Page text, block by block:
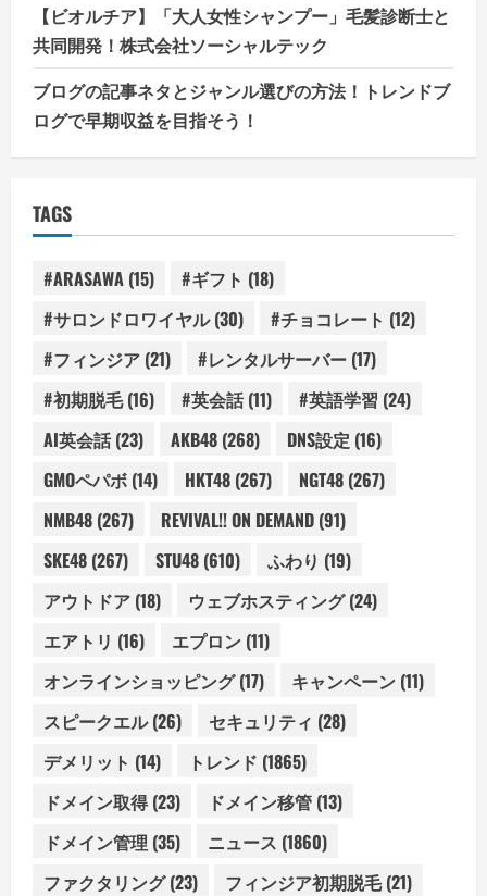
【ビオルチア】「大人女性シャンプー」毛髪診断士と
共同開発！株式会社ソーシャルテック
ブログの記事ネタとジャンル選びの方法！トレンドブ
ログで早期収益を目指そう！
TAGS
#ARASAWA (15) #ギフト (18)
#サロンドロワイヤル(30) #チョコレート (12)
#フィンジア (21) #レンタルサーバー (17)
#初期脱毛(16) #英会話(11) #英語学習 (24)
AI英会話(23) AKB48 (268) DNS設定 (16)
GMOペパボ (14) HKT48 (267) NGT48 (267)
NMB48 (267) REVIVAL!! ON DEMAND (91)
SKE48 (267) STU48 (610) ふわり (19)
アウトドア (18) ウェブホスティング(24)
エアトリ (16) エプロン (11)
オンラインショッピング(17) キャンペーン (11)
スピークエル(26) セキュリティ (28)
デメリット (14) トレンド (1865)
ドメイン取得(23) ドメイン移管 (13)
ドメイン管理 (35) ニュース (1860)
ファクタリング(23) フィンジア初期脱毛(21)